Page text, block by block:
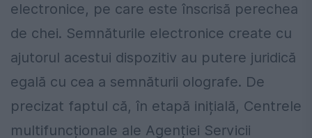
electronice, pe care este înscrisă perechea
de chei. Semnăturile electronice create cu
ajutorul acestui dispozitiv au putere juridică
egală cu cea a semnăturii olografe. De
precizat faptul că, în etapă inițială, Centrele
multifuncționale ale Agenției Servicii